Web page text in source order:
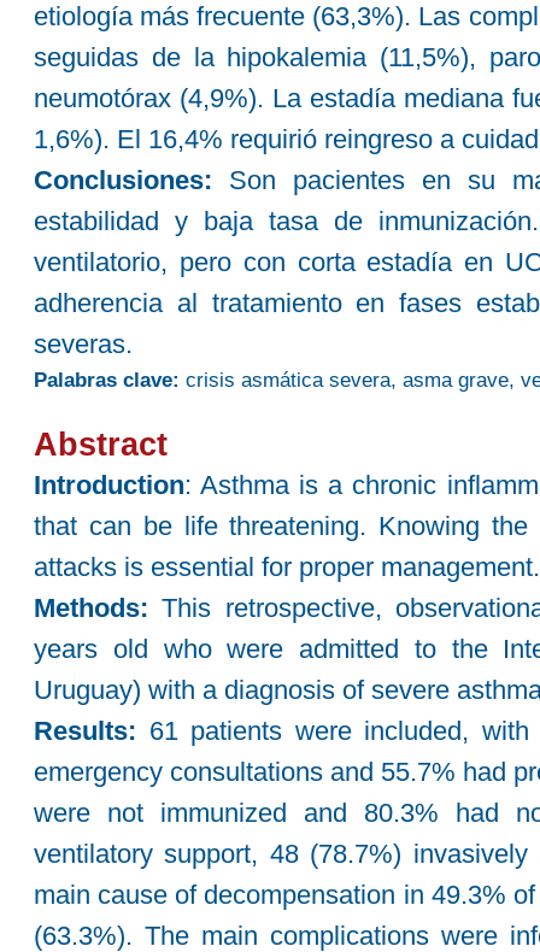
etiología más frecuente (63,3%). Las
seguidas de la hipokalemia (11,5%),
neumotórax (4,9%). La estadía mediana
1,6%). El 16,4% requirió reingreso a
Conclusiones: Son pacientes en su
estabilidad y baja tasa de
ventilatorio, pero con corta estadía en
adherencia al tratamiento en fases
severas.
Palabras clave: crisis asmática severa, asma grave,
Abstract
Introduction: Asthma is a chronic
that can be life threatening. Knowing
attacks is essential for proper management.
Methods: This retrospective,
years old who were admitted to the
Uruguay) with a diagnosis of severe
Results: 61 patients were included,
emergency consultations and 55.7% had
were not immunized and 80.3% had
ventilatory support, 48 (78.7%)
main cause of decompensation in 49.3%
(63.3%). The main complications were